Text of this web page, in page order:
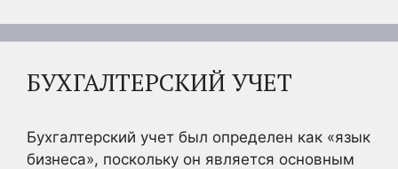
БУХГАЛТЕРСКИЙ УЧЕТ
Бухгалтерский учет был определен как «язык
бизнеса», поскольку он является основным